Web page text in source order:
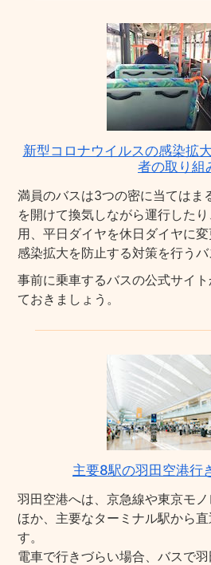
新型コロナウイルスの感染拡
者の取り組
満員のバスは3つの密に当てはま
を開けて換気しながら運行した
用、平日ダイヤを休日ダイヤに
感染拡大を防止する対策を行うバ
事前に乗車するバスの公式サイ
ておきましょう。
主要8駅の羽田空港行
羽田空港へは、京急線や東京モ
ほか、主要なターミナル駅から
す。
電車で行きづらい場合、バスで